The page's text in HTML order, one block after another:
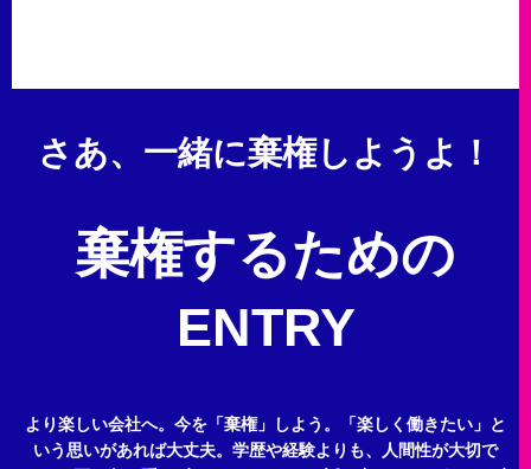
さあ、一緒に棄権しようよ！
棄権するための
ENTRY
より楽しい会社へ。今を「棄権」しよう。
「楽しく働きたい」と
いう思いがあれば大丈夫。 学歴や経験よりも、人間性が大切で